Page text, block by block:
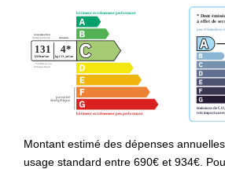
Montant estimé des dépenses
usage standard entre 690€ et 934€.